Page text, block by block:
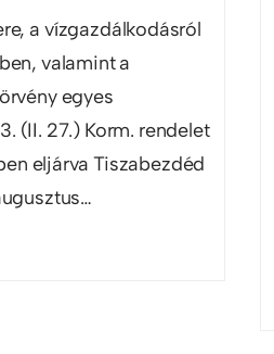
a vízgazdálkodásról
valamint a
egyes
(II. 27.) Korm. rendelet
eljárva Tiszabezdéd